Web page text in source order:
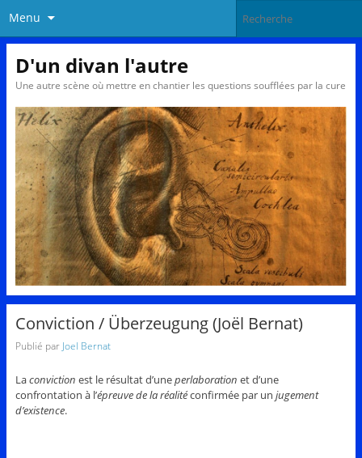
Menu
D'un divan l'autre
Une autre scène où mettre en chantier les questions soufflées par la cure
Conviction / Überzeugung (Joël Bernat)
Publié par Joel Bernat
Laconviction est le résultat d’uneperlaboration et d’une
confrontation à l’épreuve de la réalitéconfirmée par un jugement
d’existence.